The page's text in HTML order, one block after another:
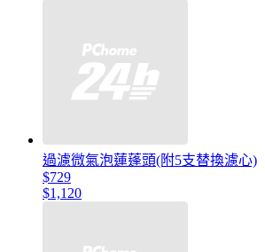
過濾微氣泡蓮蓬頭(附5支替換濾心)
$729
$1,120